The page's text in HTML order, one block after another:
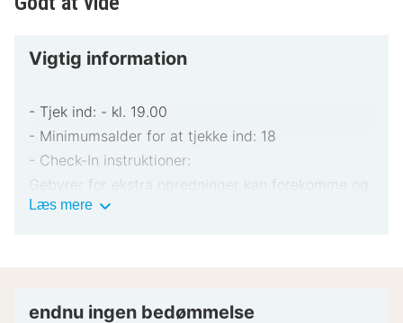
Vigtig information
- Tjek ind: - kl. 19.00
- Minimumsalder for at tjekke ind: 18
- Check-In instruktioner:
Gebyrer for ekstra opredninger kan forekomme og
varierer afhængigt af overnatningsstedets politik
Særlige ønsker afhænger af tilgængelighed ved
Læs mereVigtig
endnu ingen bedømmelse